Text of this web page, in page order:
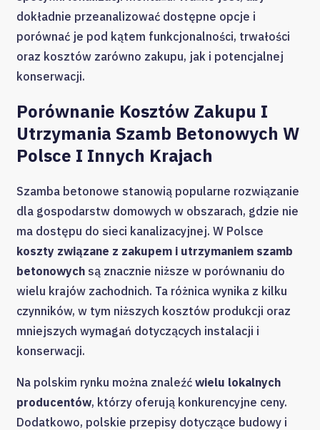
dokładnie przeanalizować dostępne opcje i
porównać je pod kątem funkcjonalności, trwałości
oraz kosztów zarówno zakupu, jak i potencjalnej
konserwacji.
Porównanie Kosztów Zakupu I
Utrzymania Szamb Betonowych W
Polsce I Innych Krajach
Szamba betonowe stanowią popularne rozwiązanie
dla gospodarstw domowych w obszarach, gdzie nie
ma dostępu do sieci kanalizacyjnej. W Polsce
koszty związane z zakupem i utrzymaniem szamb
betonowych są znacznie niższe w porównaniu do
wielu krajów zachodnich. Ta różnica wynika z kilku
czynników, w tym niższych kosztów produkcji oraz
mniejszych wymagań dotyczących instalacji i
konserwacji.
Na polskim rynku można znaleźć wielu lokalnych
producentów, którzy oferują konkurencyjne ceny.
Dodatkowo, polskie przepisy dotyczące budowy i